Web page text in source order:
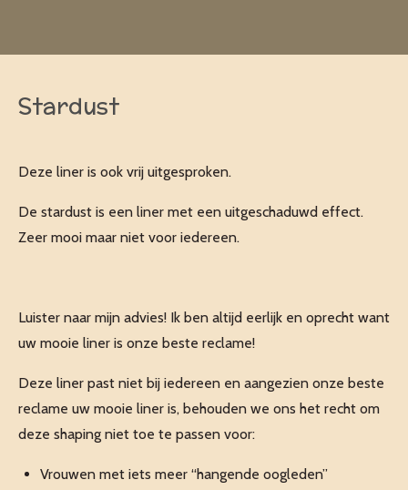
de
Stardust
Deze liner is ook vrij uitgesproken.
De stardust is een liner met een uitgeschaduwd effect.
Zeer mooi maar niet voor iedereen.
Luister naar mijn advies! Ik ben altijd eerlijk en oprecht want
uw mooie liner is onze beste reclame!
Deze liner past niet bij iedereen en aangezien onze beste
reclame uw mooie liner is, behouden we ons het recht om
deze shaping niet toe te passen voor:
Vrouwen met iets meer “hangende oogleden”